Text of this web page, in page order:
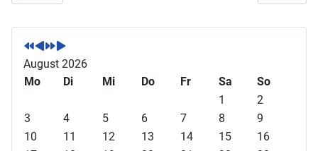
V
o
r
h
r
i
g
V
o
r
h
i
g
N
ä
c
N
ä
c
August 2026
Mo
Di Mi Do Fr Sa
So
1
2
3
4 5 6 7 8
9
10
11 12 13 14 15
16